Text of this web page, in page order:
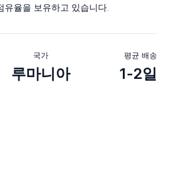
유율을 보유하고 있습니다.
국가
루마니아
평균 배송
1-2일